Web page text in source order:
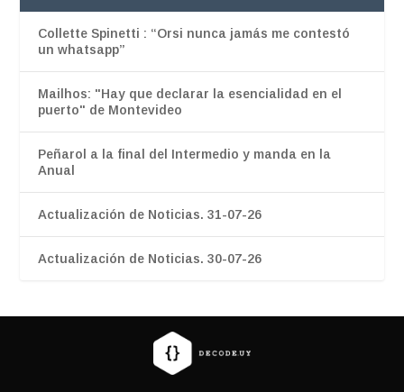
Collette Spinetti : “Orsi nunca jamás me contestó
un whatsapp”
Mailhos: "Hay que declarar la esencialidad en el
puerto" de Montevideo
Peñarol a la final del Intermedio y manda en la
Anual
Actualización de Noticias. 31-07-26
Actualización de Noticias. 30-07-26